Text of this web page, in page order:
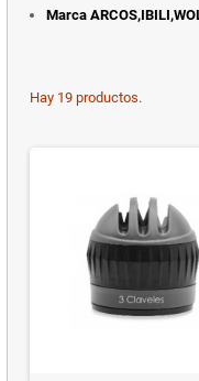
Marca
Hay 19 productos.